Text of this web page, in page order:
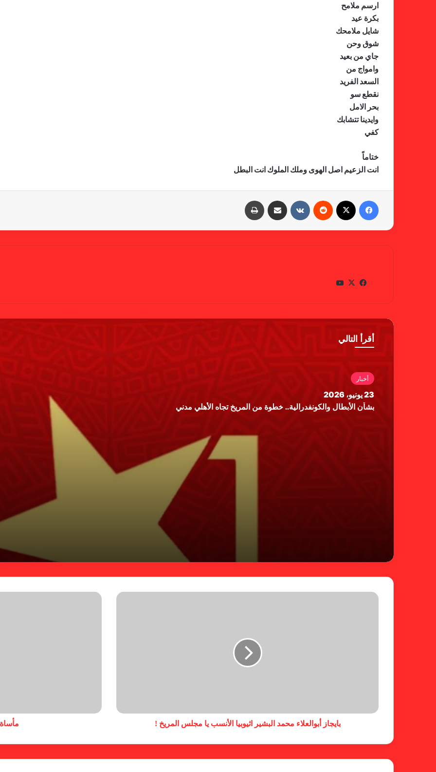
ارسم ملامح
بكرة عيد
شايل ملامحك
شوق وحن
جاي من بعيد
وامواج من
السعد الفريد
نقطع سو
بحر الامل
وايدينا تتشابك
كفي
ختاماً
انت الزعيم اصل الهوى وملك الملوك انت البطل
في
وك
X
أقرأ التالي
أخبار
23 يونيو، 2026
بشأن الأبطال والكونفدرالية.. خطوة من المريخ تجاه الأهلي مدني
بايجاز أبوالعلاء محمد البشير اثيوبيا الأنسب يا مجلس المريخ !